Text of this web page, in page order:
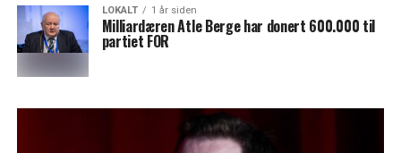
LOKALT 1 år siden
Milliardæren Atle Berge har donert 600.000 til
partiet FOR